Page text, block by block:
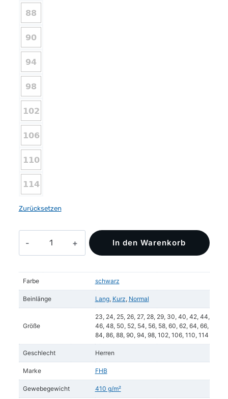
Zurücksetzen
Zunfthose
Pilot
Menge
In den Warenkorb
Farbe schwarz
Beinlänge Lang, Kurz, Normal
Größe
23, 24, 25, 26, 27, 28, 29, 30, 40, 42, 44,
46, 48, 50, 52, 54, 56, 58, 60, 62, 64, 66,
84, 86, 88, 90, 94, 98, 102, 106, 110, 114
Geschlecht Herren
Marke FHB
Gewebegewicht 410 g/m²